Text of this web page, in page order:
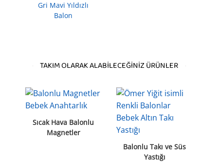
Gri Mavi Yıldızlı
Balon
TAKIM OLARAK ALABILECEĞINIZ ÜRÜNLER
Sıcak Hava Balonlu
Magnetler
Balonlu Takı ve Süs
Yastığı